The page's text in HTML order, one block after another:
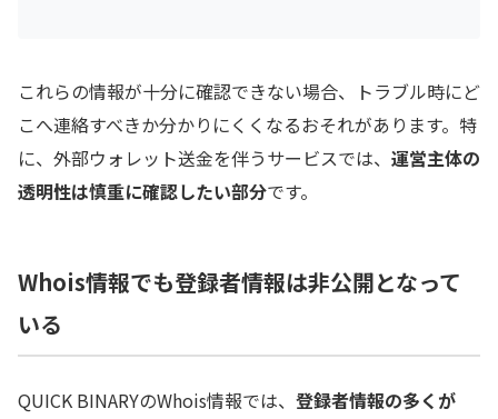
これらの情報が十分に確認できない場合、トラブル時にど
こへ連絡すべきか分かりにくくなるおそれがあります。特
に、外部ウォレット送金を伴うサービスでは、 運営主体の
透明性は慎重に確認したい部分です。
Whois情報でも登録者情報は非公開となって
いる
QUICK BINARYのWhois情報では、 登録者情報の多くが